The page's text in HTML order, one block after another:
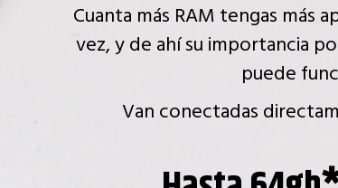
Cuanta más RAM tengas más
vez, y de ahí su importancia
puede
Van conectadas